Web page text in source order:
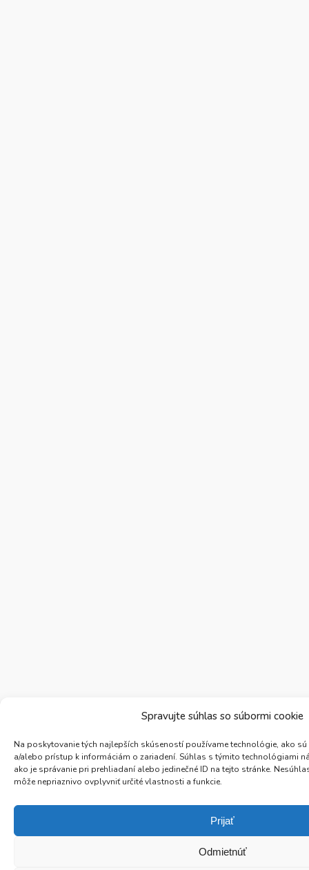
Spravujte súhlas so súbormi cookie
Na poskytovanie tých najlepších skúseností používame technológie, ako
a/alebo prístup k informáciám o zariadení. Súhlas s týmito technológiami
ako je správanie pri prehliadaní alebo jedinečné ID na tejto stránke.
môže nepriaznivo ovplyvniť určité vlastnosti a funkcie.
Prijať
Odmietnúť